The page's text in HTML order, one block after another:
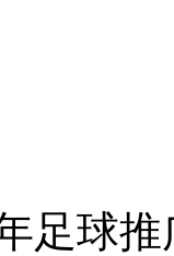
军队
足球